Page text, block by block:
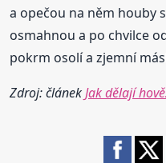
a opečou na něm houby
osmahnou a po chvilce
pokrm osolí a zjemní
Zdroj: článekJak dělají